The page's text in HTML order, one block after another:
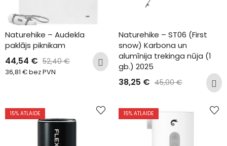
Naturehike – Audekla
paklājs piknikam
44,54 € 52,40€
36,81 €bez PVN
Naturehike – ST06 (First
snow) Karbona un
alumīnija trekinga nūja (1
gb.) 2025
38,25 € 45,00€
15% ATLAIDE 15% ATLAIDE